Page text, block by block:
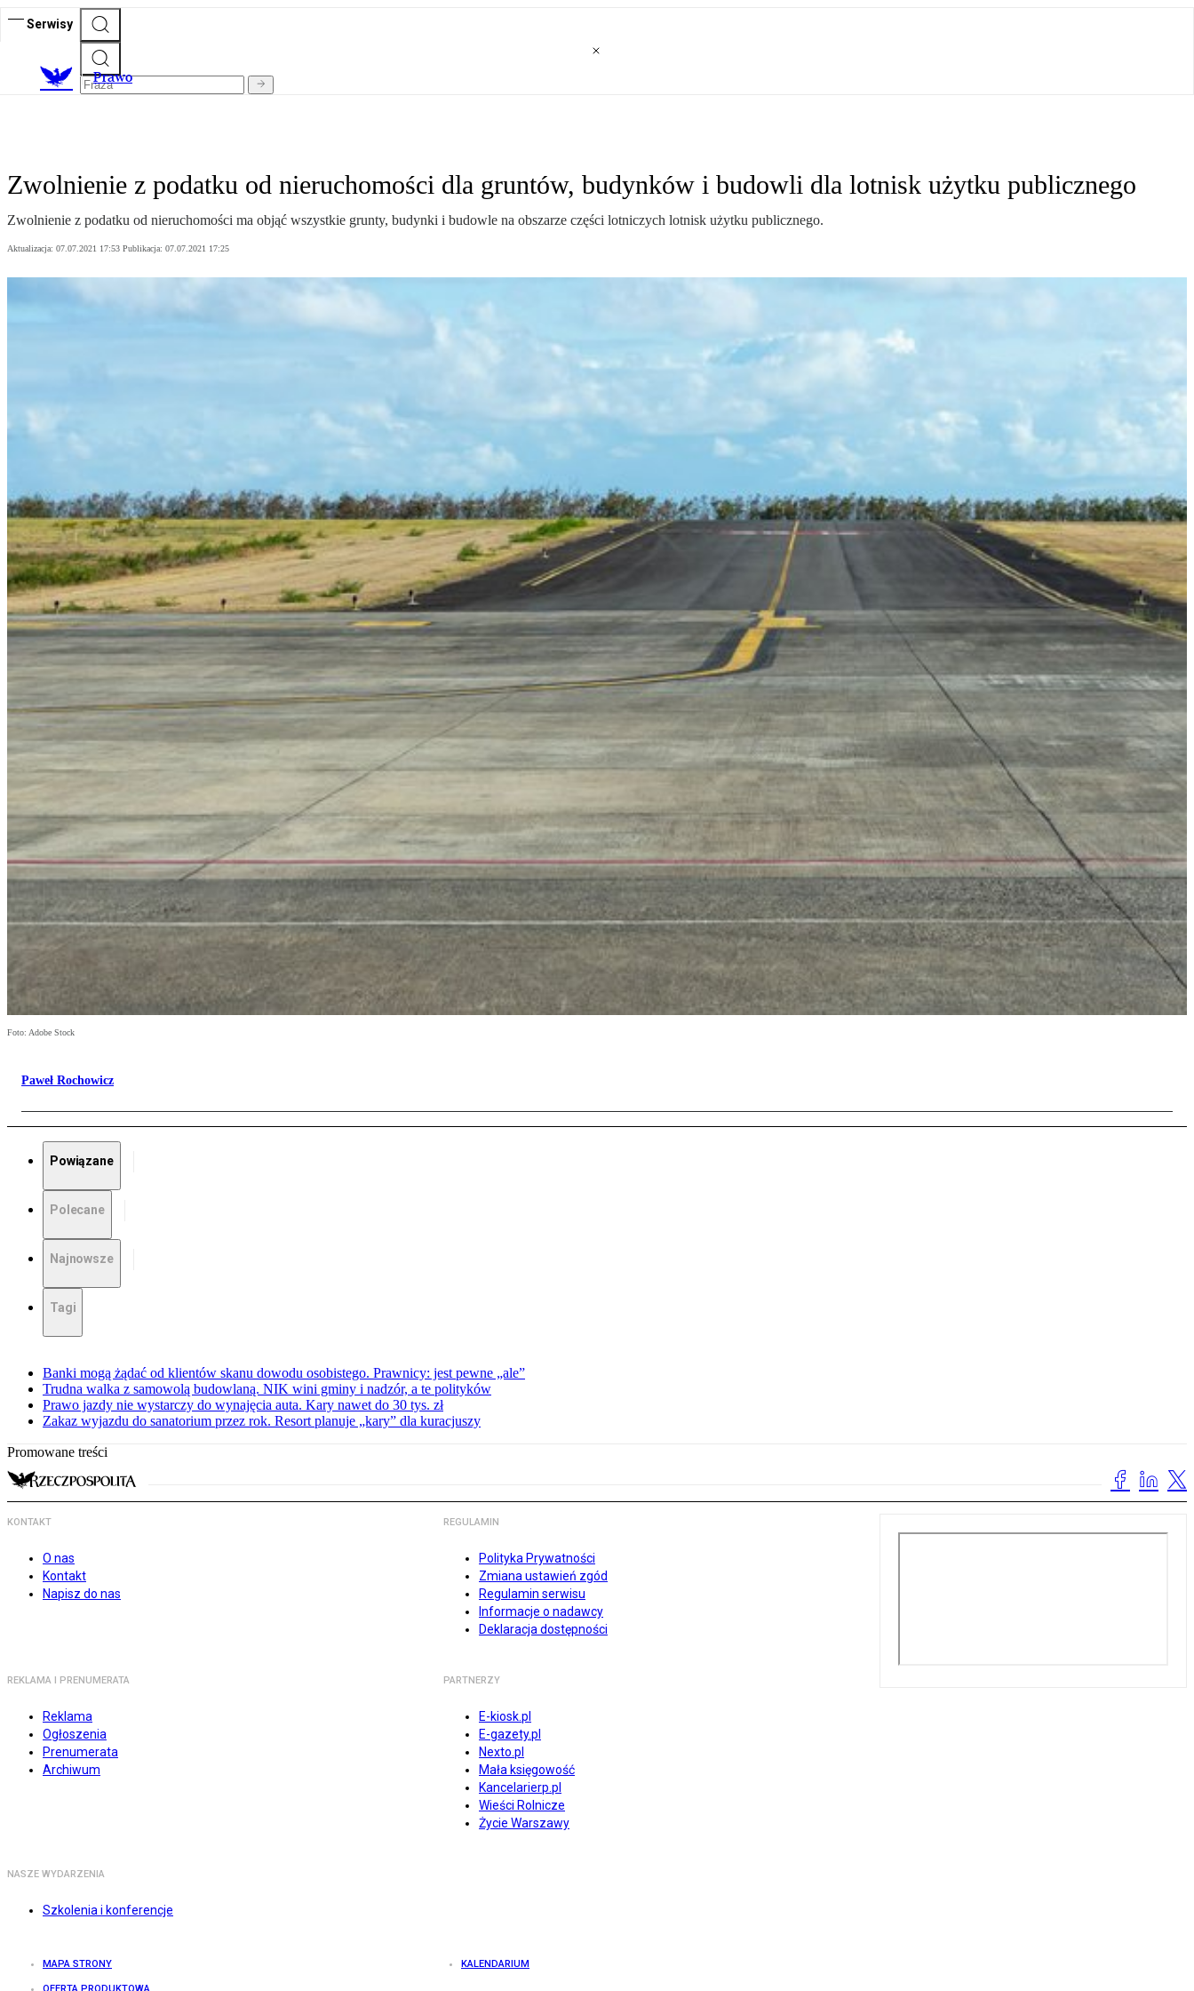
Serwisy
Prawo
Zwolnienie z podatku od nieruchomości dla gruntów, budynków i budowli dla lotnisk użytku publicznego
Zwolnienie z podatku od nieruchomości ma objąć wszystkie grunty, budynki i budowle na obszarze części lotniczych lotnisk użytku publicznego.
Aktualizacja: 07.07.2021 17:53 Publikacja: 07.07.2021 17:25
Foto: Adobe Stock
Paweł Rochowicz
Powiązane
Polecane
Najnowsze
Tagi
Banki mogą żądać od klientów skanu dowodu osobistego. Prawnicy: jest pewne „ale”
Trudna walka z samowolą budowlaną. NIK wini gminy i nadzór, a te polityków
Prawo jazdy nie wystarczy do wynajęcia auta. Kary nawet do 30 tys. zł
Zakaz wyjazdu do sanatorium przez rok. Resort planuje „kary” dla kuracjuszy
Promowane treści
KONTAKT
O nas
Kontakt
Napisz do nas
REGULAMIN
Polityka Prywatności
Zmiana ustawień zgód
Regulamin serwisu
Informacje o nadawcy
Deklaracja dostępności
REKLAMA I PRENUMERATA
Reklama
Ogłoszenia
Prenumerata
Archiwum
PARTNERZY
E-kiosk.pl
E-gazety.pl
Nexto.pl
Mała księgowość
Kancelarierp.pl
Wieści Rolnicze
Życie Warszawy
NASZE WYDARZENIA
Szkolenia i konferencje
MAPA STRONY KALENDARIUM